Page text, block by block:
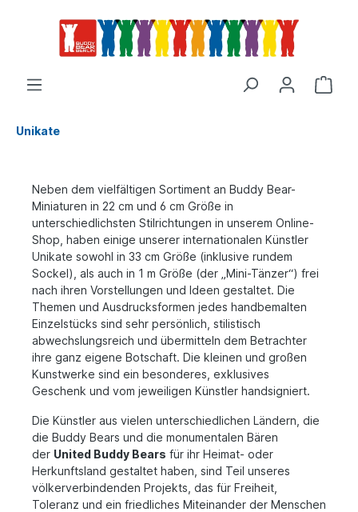
Unikate
Neben dem vielfältigen Sortiment an Buddy Bear-
Miniaturen in 22 cm und 6 cm Größe in
unterschiedlichsten Stilrichtungen in unserem Online-
Shop, haben einige unserer internationalen Künstler
Unikate sowohl in 33 cm Größe (inklusive rundem
Sockel), als auch in 1 m Größe (der „Mini-Tänzer“) frei
nach ihren Vorstellungen und Ideen gestaltet. Die
Themen und Ausdrucksformen jedes handbemalten
Einzelstücks sind sehr persönlich, stilistisch
abwechslungsreich und übermitteln dem Betrachter
ihre ganz eigene Botschaft. Die kleinen und großen
Kunstwerke sind ein besonderes, exklusives
Geschenk und vom jeweiligen Künstler handsigniert.
Die Künstler aus vielen unterschiedlichen Ländern, die
die Buddy Bears und die monumentalen Bären
der United Buddy Bears für ihr Heimat- oder
Herkunftsland gestaltet haben, sind Teil unseres
völkerverbindenden Projekts, das für Freiheit,
Toleranz und ein friedliches Miteinander der Menschen